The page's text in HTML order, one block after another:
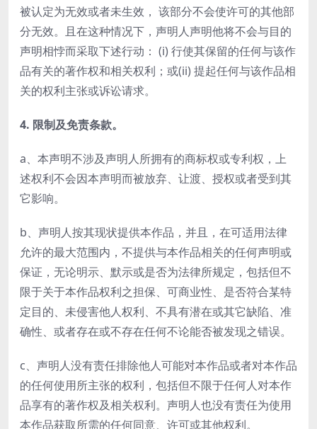
被认定为无效或者未生效， 该部分不会使许可的其他部
分无效。且在这种情况下，声明人声明他将不会与目的
声明相悖而采取下述行动： (i) 行使其保留的任何与该作
品有关的著作权和相关权利；或(ii) 提起任何与该作品相
关的权利主张或诉讼请求。
4. 限制及免责条款。
a、本声明不涉及声明人所拥有的商标权或专利权，上
述权利不会因本声明而被放弃、让渡、授权或者受到其
它影响。
b、声明人按其现状提供本作品，并且，在可适用法律
允许的最大范围内，不提供与本作品相关的任何声明或
保证，无论明示、默示或是否为法律所规定，包括但不
限于关于本作品权利之担保、可商业性、是否符合某特
定目的、未侵害他人权利、不具有潜在或其它缺陷、准
确性、或者存在或不存在任何不论能否被发现之错误。
c、声明人没有责任排除他人可能对本作品或者对本作品
的任何使用所主张的权利，包括但不限于任何人对本作
品享有的著作权及相关权利。声明人也没有责任为使用
本作品获取所需的任何同意、许可或其他权利。